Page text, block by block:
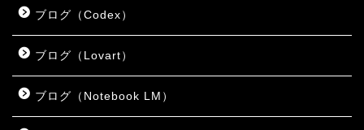
ブログ（Codex）
ブログ（Lovart）
ブログ（Notebook LM）